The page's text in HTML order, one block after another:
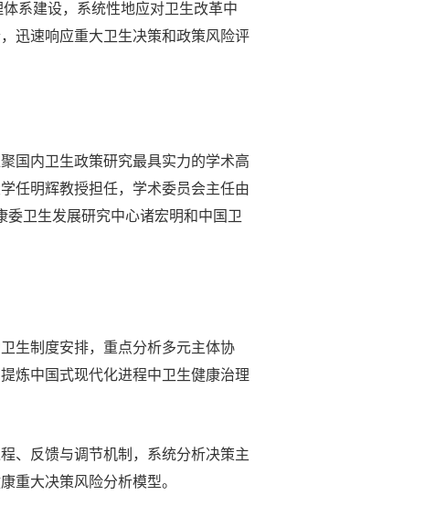
系建设，系统性地应对卫生改革中
迅速响应重大卫生决策和政策风险评
国内卫生政策研究最具实力的学术高
任明辉教授担任，学术委员会主任由
卫生发展研究中心诸宏明和中国卫
生制度安排，重点分析多元主体协
炼中国式现代化进程中卫生健康治理
、反馈与调节机制，系统分析决策主
重大决策风险分析模型。